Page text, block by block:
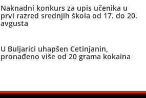
Naknadni konkurs za upis učenika u
prvi razred srednjih škola od 17. do 20.
avgusta
U Buljarici uhapšen Cetinjanin,
pronađeno više od 20 grama kokaina